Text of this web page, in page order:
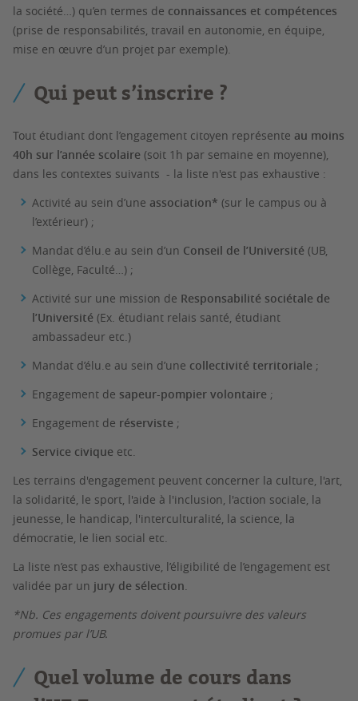
la société…) qu’en termes de connaissances et compétences
(prise de responsabilités, travail en autonomie, en équipe,
mise en œuvre d’un projet par exemple).
Qui peut s’inscrire ?
Tout étudiant dont l’engagement citoyen représente au moins
40h sur l’année scolaire (soit 1h par semaine en moyenne),
dans les contextes suivants - la liste n'est pas exhaustive :
Activité au sein d’une association* (sur le campus ou à
l’extérieur) ;
Mandat d’élu.e au sein d’un Conseil de l’Université (UB,
Collège, Faculté…) ;
Activité sur une mission de Responsabilité sociétale de
l’Université (Ex. étudiant relais santé, étudiant
ambassadeur etc.)
Mandat d’élu.e au sein d’une collectivité territoriale ;
Engagement de sapeur-pompier volontaire ;
Engagement de réserviste ;
Service civique etc.
Les terrains d'engagement peuvent concerner la culture, l'art,
la solidarité, le sport, l'aide à l'inclusion, l'action sociale, la
jeunesse, le handicap, l'interculturalité, la science, la
démocratie, le lien social etc.
La liste n’est pas exhaustive, l’éligibilité de l’engagement est
validée par un jury de sélection.
*Nb. Ces engagements doivent poursuivre des valeurs
promues par l’UB.
Quel volume de cours dans